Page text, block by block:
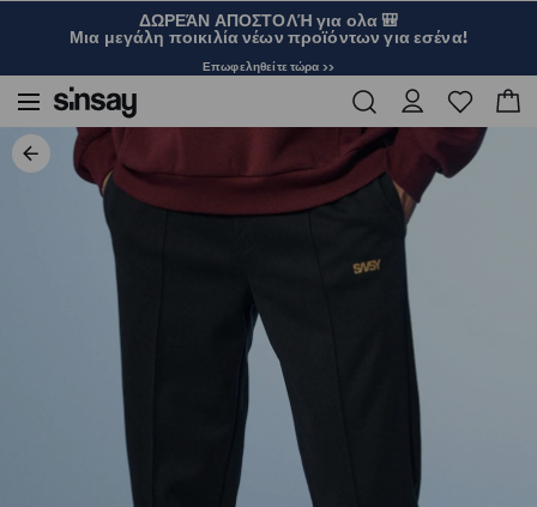
ΔΩΡΕΆΝ ΑΠΟΣΤΟΛΉ για ολα 🎒
Μια μεγάλη ποικιλία νέων προϊόντων για εσένα!
Επωφεληθείτε τώρα >>